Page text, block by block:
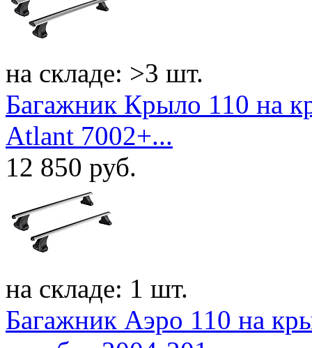
на складе: >3 шт.
Багажник Крыло 110 на
Atlant 7002+...
12 850 руб.
на складе: 1 шт.
Багажник Аэро 110 на